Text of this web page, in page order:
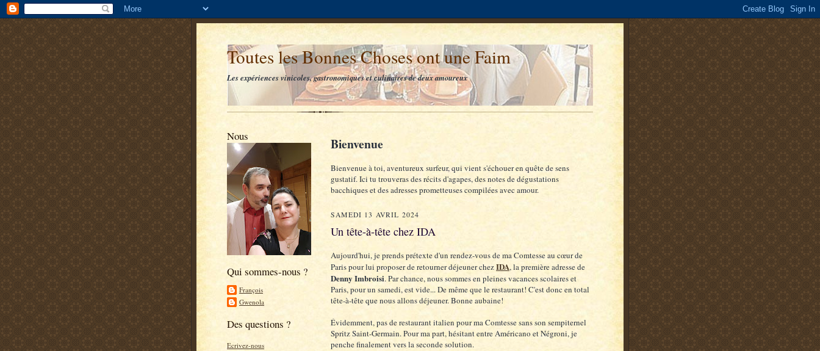
Toutes les Bonnes Choses ont une Faim
Les expériences vinicoles, gastronomiques et culinaires de deux amoureux
Nous
Qui sommes-nous ?
François
Gwenola
Des questions ?
Ecrivez-nous
Bienvenue
Bienvenue à toi, aventureux surfeur, qui vient s'échouer en quête de sens
gustatif. Ici tu trouveras des récits d'agapes, des notes de dégustations
bacchiques et des adresses prometteuses compilées avec amour.
SAMEDI 13 AVRIL 2024
Un tête-à-tête chez IDA
Aujourd'hui, je prends prétexte d'un rendez-vous de ma Comtesse au cœur de
Paris pour lui proposer de retourner déjeuner chezIDA, la première adresse de
Denny Imbroisi. Par chance, nous sommes en pleines vacances scolaires et
Paris, pour un samedi, est vide... De même que le restaurant! C'est donc en total
tête-à-tête que nous allons déjeuner. Bonne aubaine!
Évidemment, pas de restaurant italien pour ma Comtesse sans son sempiternel
Spritz Saint-Germain. Pour ma part, hésitant entre Américano et Négroni, je
penche finalement vers la seconde solution.